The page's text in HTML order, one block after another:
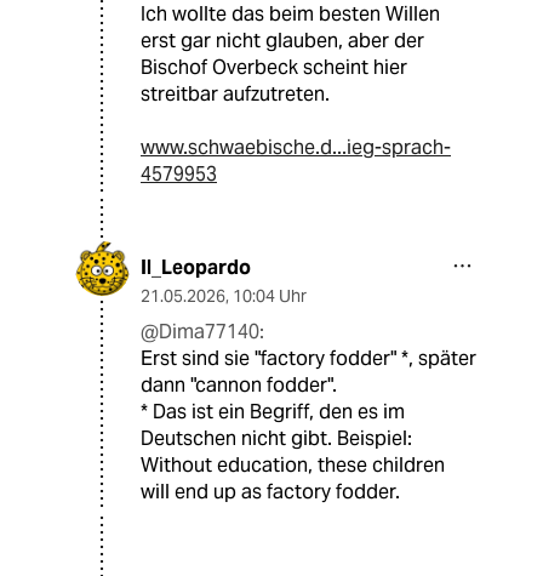
Ich wollte das beim besten Willen
erst gar nicht glauben, aber der
Bischof Overbeck scheint hier
streitbar aufzutreten.
www.schwaebische.d...ieg-sprach-
4579953
Il_Leopardo
21.05.2026, 10:04 Uhr
@Dima77140:
Erst sind sie "factory fodder" *, später
dann "cannon fodder".
* Das ist ein Begriff, den es im
Deutschen nicht gibt. Beispiel:
Without education, these children
will end up as factory fodder.